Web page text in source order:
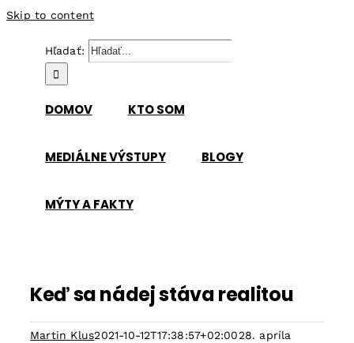
Skip to content
Hľadať:
DOMOV KTO SOM
MEDIÁLNE VÝSTUPY BLOGY
MÝTY A FAKTY
Keď sa nádej stáva realitou
Martin Klus2021-10-12T17:38:57+02:0028. apríla